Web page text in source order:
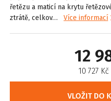
řetězu a maticí na krytu
ztrátě, celkov… Více informací
12
10 727
VLOŽIT DO